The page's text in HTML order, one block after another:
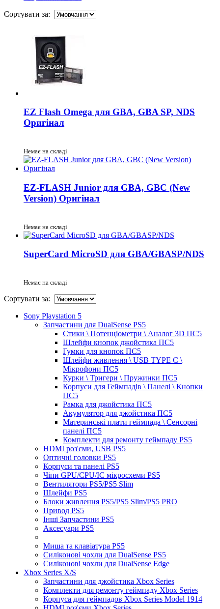
Сортувати за:
EZ Flash Omega для GBA, GBA SP, NDS
Оригінал
Немає на складі
EZ-FLASH Junior для GBA, GBC (New
Version) Оригінал
Немає на складі
SuperCard MicroSD для GBA/GBASP/NDS
Немає на складі
Сортувати за:
Sony Playstation 5
Запчастини для DualSense PS5
Стики \ Потенціометри \ Аналог 3D ПС5
Шлейфи кнопок джойстика ПС5
Гумки для кнопок ПС5
Шлейфи живлення \ USB TYPE C \
Мікрофони ПС5
Курки \ Тригери \ Пружинки ПС5
Корпуси для Геймпадів \ Панелі \ Кнопки
ПС5
Рамка для джойстика ПС5
Акумулятор для джойстика ПС5
Материнські плати геймпада \ Сенсорні
панелі ПС5
Комплекти для ремонту геймпаду PS5
HDMI роз'єми, USB PS5
Оптичні головки PS5
Корпуси та панелі PS5
Чіпи GPU/CPU/IC мікросхеми PS5
Вентилятори PS5/PS5 Slim
Шлейфи PS5
Блоки живлення PS5/PS5 Slim/PS5 PRO
Привод PS5
Інші Запчастини PS5
Аксесуари PS5
Миша та клавіатура PS5
Силіконові чохли для DualSense PS5
Силіконові чохли для DualSense Edge
Xbox Series X/S
Запчастини для джойстика Xbox Series
Комплекти для ремонту геймпаду Xbox Series
Корпуса для геймпадов Xbox Series Model 1914